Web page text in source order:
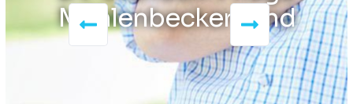
Mühlenbecker Land